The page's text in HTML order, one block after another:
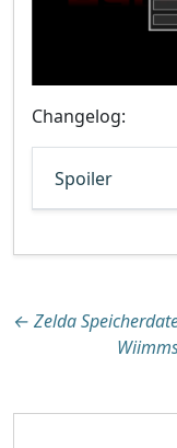
Changelog:
Spoiler
← Zelda